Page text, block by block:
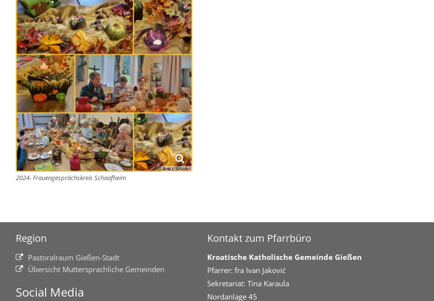
© M.L. Schilder
2024- Frauengesprächskreis Schaafheim
Region
Pastoralraum Gießen-Stadt
Übersicht Muttersprachliche Gemeinden
Social Media
Kontakt zum Pfarrbüro
Kroatische Katholische Gemeinde Gießen
Pfarrer: fra Ivan Jaković
Sekretariat: Tina Karaula
Nordanlage 45